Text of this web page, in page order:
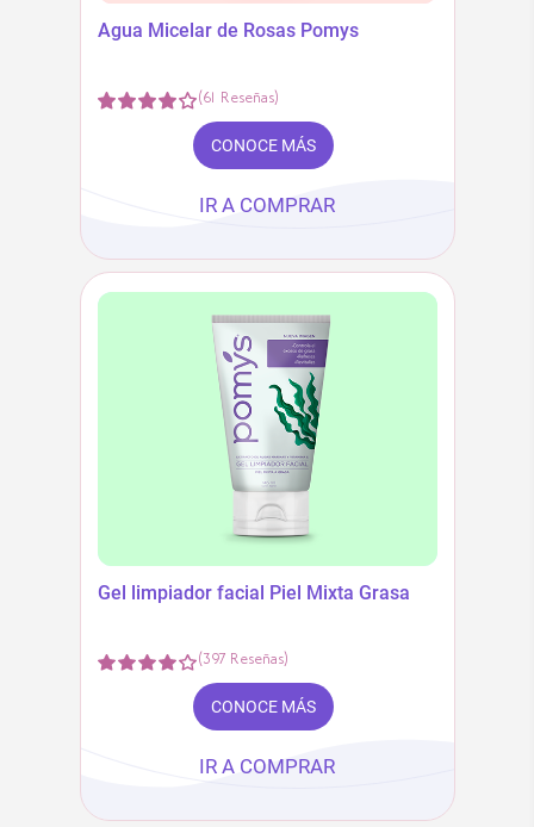
Agua Micelar de Rosas Pomys
(61 Reseñas)
CONOCE MÁS
IR A COMPRAR
Gel limpiador facial Piel Mixta Grasa
(397 Reseñas)
CONOCE MÁS
IR A COMPRAR